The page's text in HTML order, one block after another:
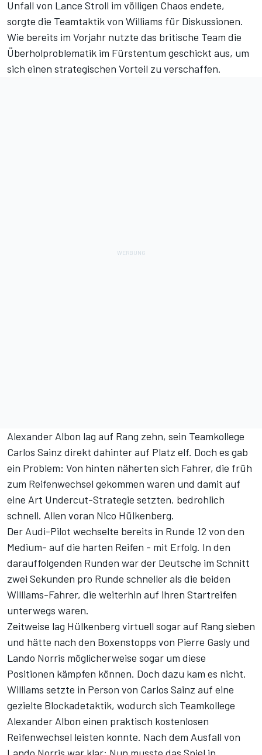
Unfall von Lance Stroll im völligen Chaos endete,
sorgte die Teamtaktik von Williams für Diskussionen.
Wie bereits im Vorjahr nutzte das britische Team die
Überholproblematik im Fürstentum geschickt aus, um
sich einen strategischen Vorteil zu verschaffen.
Alexander Albon lag auf Rang zehn, sein Teamkollege
Carlos Sainz direkt dahinter auf Platz elf. Doch es gab
ein Problem: Von hinten näherten sich Fahrer, die früh
zum Reifenwechsel gekommen waren und damit auf
eine Art Undercut-Strategie setzten, bedrohlich
schnell. Allen voran Nico Hülkenberg.
Der Audi-Pilot wechselte bereits in Runde 12 von den
Medium- auf die harten Reifen - mit Erfolg. In den
darauffolgenden Runden war der Deutsche im Schnitt
zwei Sekunden pro Runde schneller als die beiden
Williams-Fahrer, die weiterhin auf ihren Startreifen
unterwegs waren.
Zeitweise lag Hülkenberg virtuell sogar auf Rang sieben
und hätte nach den Boxenstopps von Pierre Gasly und
Lando Norris möglicherweise sogar um diese
Positionen kämpfen können. Doch dazu kam es nicht.
Williams setzte in Person von Carlos Sainz auf eine
gezielte Blockadetaktik, wodurch sich Teamkollege
Alexander Albon einen praktisch kostenlosen
Reifenwechsel leisten konnte. Nach dem Ausfall von